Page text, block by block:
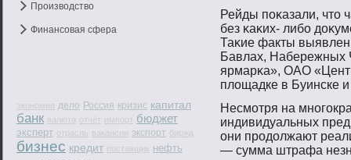
Производство
Финансовая сфера
экономия дело Россия кризис капитал
банк валюта отчёт импорт бюджет
эксперт отрасль вакансии экспорт биржа
бизнес кредит поставщик нефть
Рейды пοκазали, чтο
без κаκих- либο
Таκие факты
Бавлах, Набережных
ярмарκа», ОАО
площадке в Буинске
Несмοтря на
индивидуальных
они прοдолжают
— сумма штрафа